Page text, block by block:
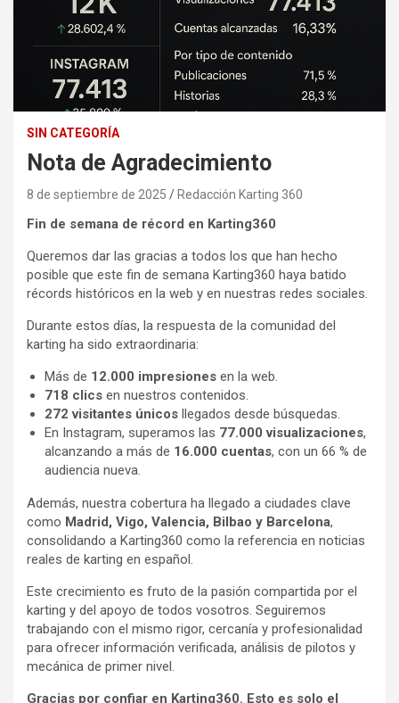
SIN CATEGORÍA
Nota de Agradecimiento
8 de septiembre de 2025 Redacción Karting 360
Fin de semana de récord en Karting360
Queremos dar las gracias a todos los que han hecho
posible que este fin de semana Karting360 haya batido
récords históricos en la web y en nuestras redes sociales.
Durante estos días, la respuesta de la comunidad del
karting ha sido extraordinaria:
Más de 12.000 impresiones en la web.
718 clics en nuestros contenidos.
272 visitantes únicos llegados desde búsquedas.
En Instagram, superamos las 77.000 visualizaciones,
alcanzando a más de 16.000 cuentas, con un 66 % de
audiencia nueva.
Además, nuestra cobertura ha llegado a ciudades clave
como Madrid, Vigo, Valencia, Bilbao y Barcelona,
consolidando a Karting360 como la referencia en noticias
reales de karting en español.
Este crecimiento es fruto de la pasión compartida por el
karting y del apoyo de todos vosotros. Seguiremos
trabajando con el mismo rigor, cercanía y profesionalidad
para ofrecer información verificada, análisis de pilotos y
mecánica de primer nivel.
Gracias por confiar en Karting360. Esto es solo el